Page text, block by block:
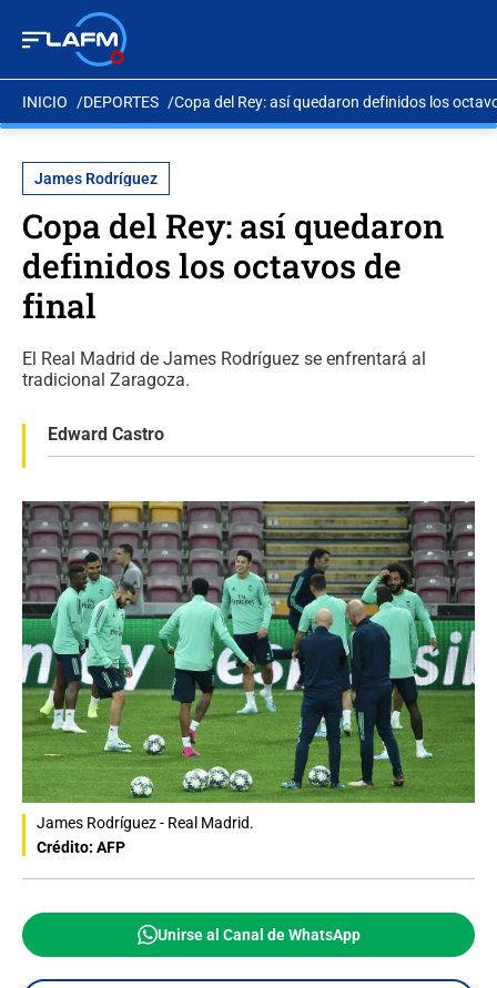
INICIO DEPORTES Copa del Rey: así quedaron definidos los
James Rodríguez
Copa del Rey: así quedaron
definidos los octavos de
final
El Real Madrid de James Rodríguez se enfrentará al
tradicional Zaragoza.
Edward Castro
James Rodríguez - Real Madrid.
Crédito: AFP
Unirse al Canal de WhatsApp